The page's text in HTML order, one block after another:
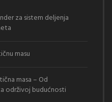
za sistem deljenja
masu
masa – Od
održivoj budućnosti